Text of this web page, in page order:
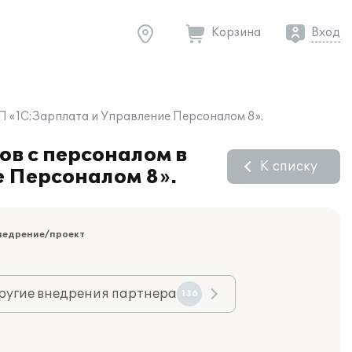
Корзина Вход
и Управление Персоналом 8».
с персоналом в
8».
К списку
проект
внедрения партнера 136